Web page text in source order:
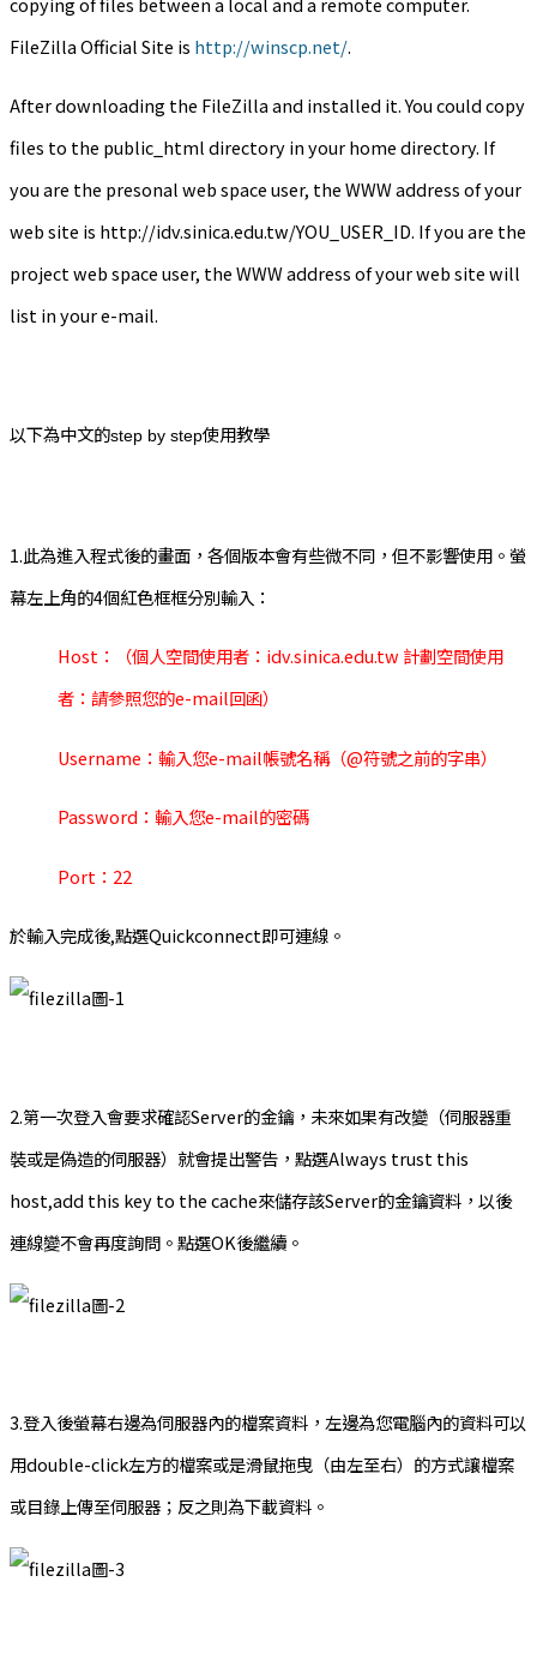
FileZilla Official Site is http://winscp.net/.
After downloading the FileZilla and installed it. You could copy
files to the public_html directory in your home directory. If
you are the presonal web space user, the WWW address of your
web site is http://idv.sinica.edu.tw/YOU_USER_ID. If you are the
project web space user, the WWW address of your web site will
list in your e-mail.
以下為中文的step by step使用教學
1.此為進入程式後的畫面，各個版本會有些微不同，但不影響使用。螢
幕左上角的4個紅色框框分別輸入：
Host：（個人空間使用者：idv.sinica.edu.tw 計劃空間使用
者：請參照您的e-mail回函）
Username：輸入您e-mail帳號名稱（@符號之前的字串）
Password：輸入您e-mail的密碼
Port：22
於輸入完成後,點選Quickconnect即可連線。
2.第一次登入會要求確認Server的金鑰，未來如果有改變（伺服器重
裝或是偽造的伺服器）就會提出警告，點選Always trust this
host,add this key to the cache來儲存該Server的金鑰資料，以後
連線變不會再度詢問。點選OK後繼續。
3.登入後螢幕右邊為伺服器內的檔案資料，左邊為您電腦內的資料可以
用double-click左方的檔案或是滑鼠拖曳（由左至右）的方式讓檔案
或目錄上傳至伺服器；反之則為下載資料。